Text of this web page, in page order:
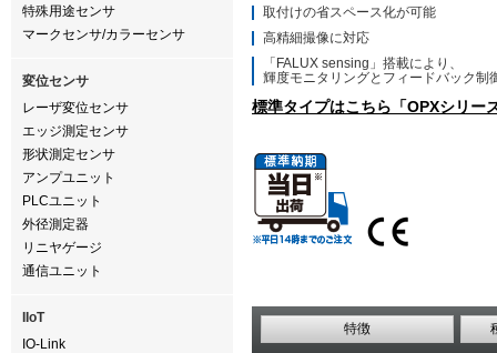
特殊用途センサ
マークセンサ/カラーセンサ
変位センサ
レーザ変位センサ
エッジ測定センサ
形状測定センサ
アンプユニット
PLCユニット
外径測定器
リニヤゲージ
通信ユニット
IIoT
IO-Link
取付けの省スペース化が可能
高精細撮像に対応
「FALUX sensing」搭載により、
輝度モニタリングとフィードバック制
標準タイプはこちら「OPXシリー
特徴